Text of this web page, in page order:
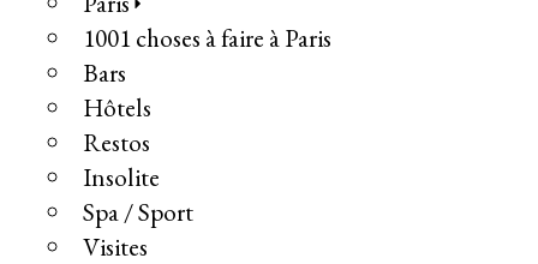
1001 choses à faire à Paris
Bars
Hôtels
Restos
Insolite
Spa / Sport
Visites